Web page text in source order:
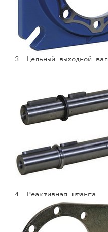
3. Цельный выходной вал
4. Реактивная штанга